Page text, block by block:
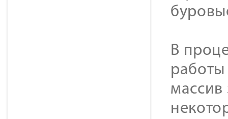
В
массив